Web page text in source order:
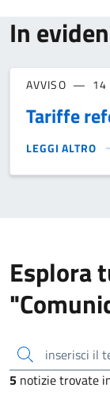
In
AVVISO 14
Tariffe
LEGGI ALTRO
TARIFFE
Esplora
inserisci il testo da cercare
5 notizie trovate